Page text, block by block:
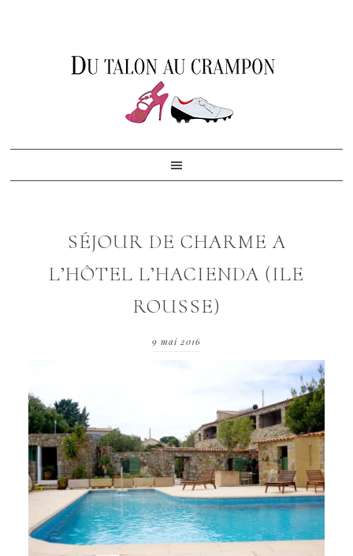
SÉJOUR DE CHARME A
L’HÔTEL L’HACIENDA (ILE
ROUSSE)
9 mai 2016